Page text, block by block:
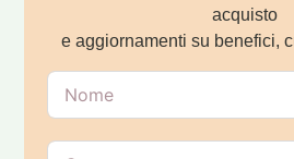
acquisto
e aggiornamenti su benefici,